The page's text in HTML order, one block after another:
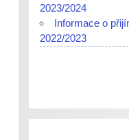
2023/2024
Informace o
2022/2023